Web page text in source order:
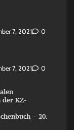
7, 2021 0
7, 2021 0
der KZ-
– 20.